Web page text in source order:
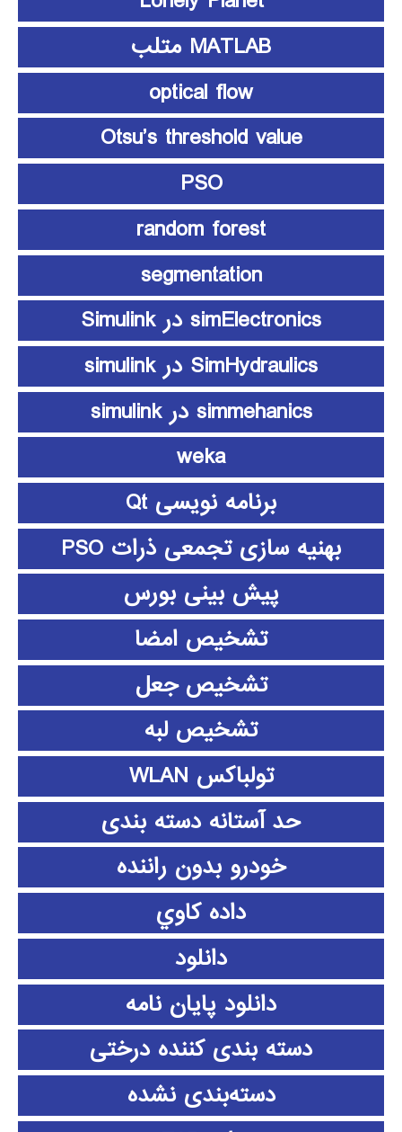
MATLAB متلب
optical flow
Otsu’s threshold value
PSO
random forest
segmentation
simElectronics در Simulink
SimHydraulics در simulink
simmehanics در simulink
weka
برنامه نویسی Qt
بهنیه سازی تجمعی ذرات PSO
پیش بینی بورس
تشخیص امضا
تشخیص جعل
تشخیص لبه
تولباکس WLAN
حد آستانه دسته بندی
خودرو بدون راننده
داده كاوي
دانلود
دانلود پايان نامه
دسته بندی کننده درختی
دسته‌بندی نشده